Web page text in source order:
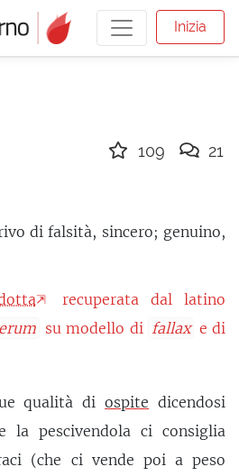
Inizia
di falsità, sincero; genuino,
recuperata dal latino
su modello di fallax e di
qualità diospite dicendosi
la pescivendola ci consiglia
(che ci vende poi a peso
109 21